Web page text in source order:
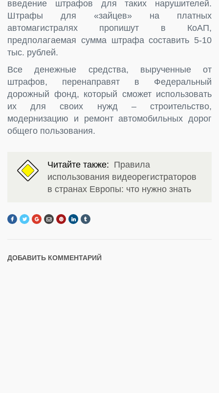
введение штрафов для таких нарушителей.
Штрафы для «зайцев» на платных
автомагистралях пропишут в КоАП,
предполагаемая сумма штрафа составить 5-10
тыс. рублей.
Все денежные средства, вырученные от
штрафов, перенаправят в Федеральный
дорожный фонд, который сможет использовать
их для своих нужд – строительство,
модернизацию и ремонт автомобильных дорог
общего пользования.
Читайте также: Правила
использования видеорегистраторов
в странах Европы: что нужно знать
ДОБАВИТЬ КОММЕНТАРИЙ